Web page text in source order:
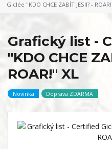
Giclée "KDO CHCE ZABÍT JESII? -
Grafický list -
"KDO CHCE
ROAR!" XL
Novinka Doprava ZDARMA